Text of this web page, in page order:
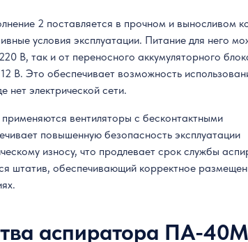
2 поставляется в прочном и выносливом
условия эксплуатации. Питание для него
В, так и от переносного аккумуляторного
В. Это обеспечивает возможность
нет электрической сети.
вентиляторы с бесконтактными
повышенную безопасность эксплуатации
износу, что продлевает срок службы
штатив, обеспечивающий корректное
аспиратора ПА-